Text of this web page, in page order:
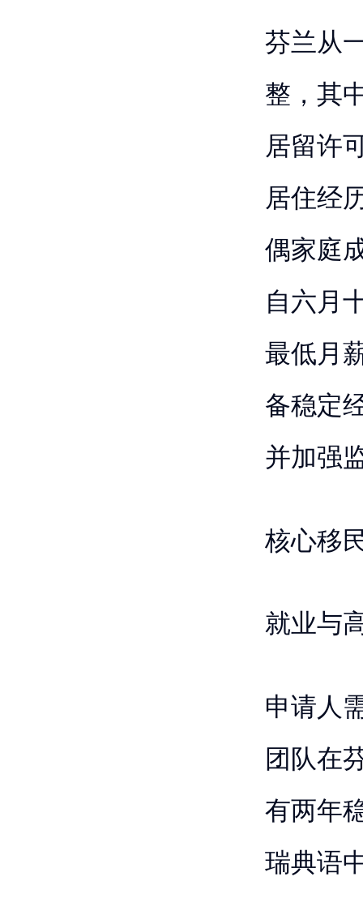
芬兰从
整，其
居留许
居住经
偶家庭
自六月
最低月
备稳定
并加强
核心移
就业与
申请人
团队在
有两年
瑞典语